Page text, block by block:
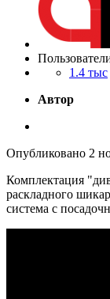
1.4 тыс
Автор
Опубликовано 2
Комплектация
раскладного
система с